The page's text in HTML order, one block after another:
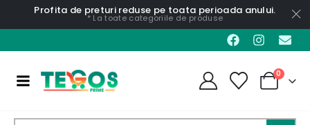
Profita de preturi reduse pe toata perioada anului.
* La toate categoriile de produse
0